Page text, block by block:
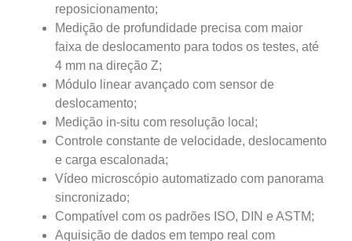
reposicionamento;
Medição de profundidade precisa com maior
faixa de deslocamento para todos os testes, até
4 mm na direção Z;
Módulo linear avançado com sensor de
deslocamento;
Medição in-situ com resolução local;
Controle constante de velocidade, deslocamento
e carga escalonada;
Vídeo microscópio automatizado com panorama
sincronizado;
Compatível com os padrões ISO, DIN e ASTM;
Aquisição de dados em tempo real com